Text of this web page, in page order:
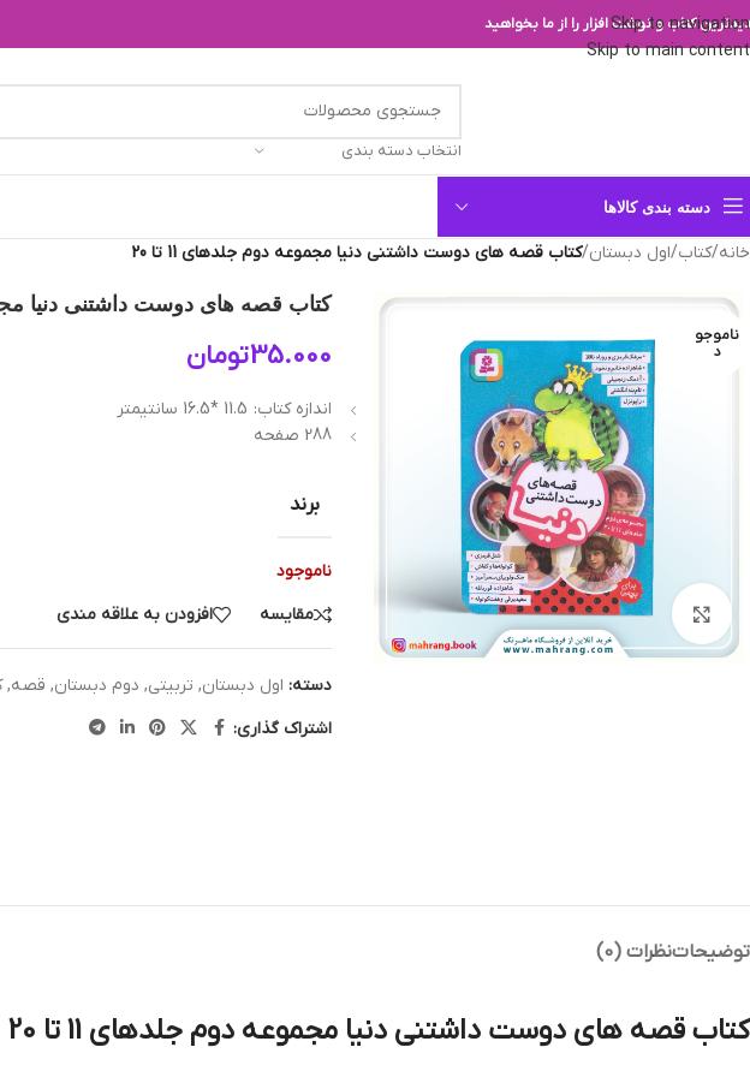
Skip to navigation
Skip to main content
کتاب و نوشت افزار را از ما بخواهید
انتخاب دسته بندی
دسته بندی کالاها
خانه/کتاب/اول دبستان/کتاب قصه های دوست داشتنی دنیا مجموعه دوم جلدهای 11 تا 20
ناموجو
د
بزرگنمایی تصویر
کتاب قصه های دوست داشتنی دنیا مجموعه
35.000تومان
اندازه کتاب: 11.5 *16.5 سانتیمتر
288 صفحه
برند
ناموجود
مقایسه
افزودن به علاقه مندی
دسته: اول دبستان, تربیتی, دوم دبستان, قصه,
اشتراک گذاری:
توضیحاتنظرات (0)
کتاب قصه های دوست داشتنی دنیا مجموعه دوم جلدهای 11 تا 20